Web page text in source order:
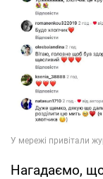
Нагадаємо,